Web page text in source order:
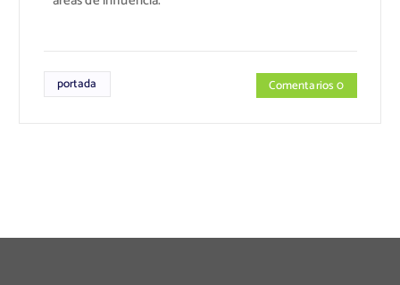
portada Comentarios 0